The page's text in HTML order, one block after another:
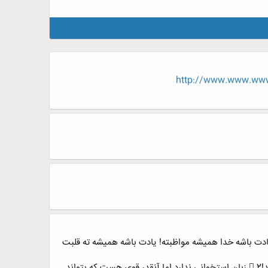
http://
باشه خدا همیشه مواظبته! یادت باشه همیشه ته قلبت